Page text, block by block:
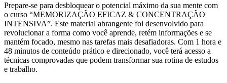
Prepare-se para desbloquear o potencial máximo da sua mente com
o curso “MEMORIZAÇÃO EFICAZ & CONCENTRAÇÃO
INTENSIVA”. Este material abrangente foi desenvolvido para
revolucionar a forma como você aprende, retém informações e se
mantém focado, mesmo nas tarefas mais desafiadoras. Com 1 hora e
48 minutos de conteúdo prático e direcionado, você terá acesso a
técnicas comprovadas que podem transformar sua rotina de estudos
e trabalho.